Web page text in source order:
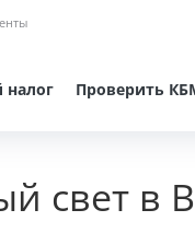
налог Проверить
свет в